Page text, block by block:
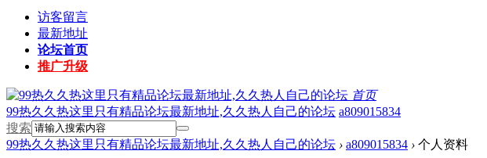
访客留言
最新地址
论坛首页
推广升级
首页
99热久久热这里只有精品论坛最新地址,久久热人自己的论坛 a809015834
搜索
99热久久热这里只有精品论坛最新地址,久久热人自己的论坛 › a809015834 › 个人资料